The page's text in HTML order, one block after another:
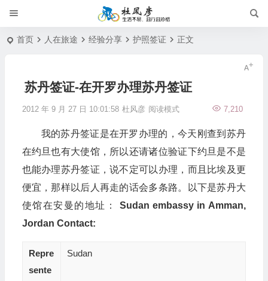
首页 人在旅途 经验分享 护照签证 正文
苏丹签证-在开罗办理苏丹签证
2012 年 9 月 27 日 10:01:58 杜风彦 7,210
阅读模式
我的苏丹签证是在开罗办理的，今天刚查到苏丹
在约旦也有大使馆，所以还请诸位验证下约旦是不是
也能办理苏丹签证，说不定可以办理，而且比埃及更
便宜，那样以后人再走的话会多条路。以下是苏丹大
使馆在安曼的地址： Sudan embassy in Amman,
Jordan Contact:
Repre
sente
Sudan